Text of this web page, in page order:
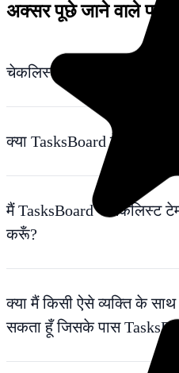
अक्सर पूछे जाने वाले प्रश्न
चेकलिस्ट टेम्प्लेट क्या है?
क्या TasksBoard में चेकलिस्ट
मैं TasksBoard में चेकलिस्ट
करूँ?
क्या मैं किसी ऐसे व्यक्ति के
सकता हूँ जिसके पास